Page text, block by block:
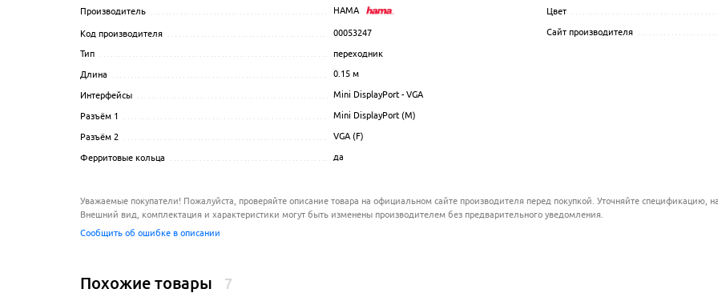
Производитель HAMA
Код производителя 00053247
Тип переходник
Длина 0.15м
Интерфейсы Mini DisplayPort - VGA
Разъём 1 Mini DisplayPort (M)
Разъём 2 VGA (F)
Ферритовые кольца да
Цвет
Сайт производителя
Уважаемые покупатели! Пожалуйста, проверяйте описание товара на официальном сайте производителя перед покупкой. Уточняйте спецификацию,
Внешний вид, комплектация и характеристики могут быть изменены производителем без предварительного уведомления.
Сообщить об ошибке в описании
Похожие товары 7